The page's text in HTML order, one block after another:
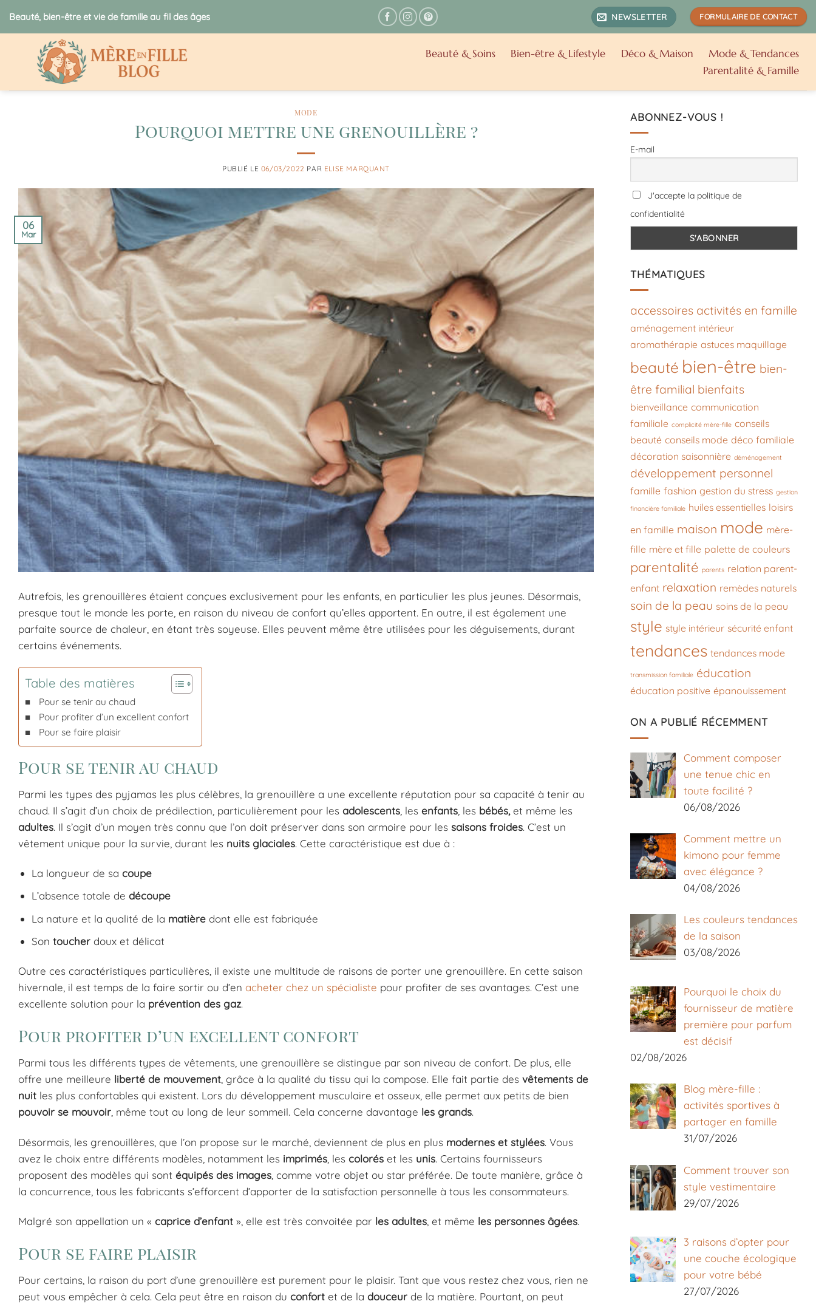
au
Beauté, bien-être et vie de famille au fil des âges NEWSLETTER FORMULAIRE DE CONTACT
Beauté & Soins Bien-être & Lifestyle Déco & Maison
Mode & Tendances
Parentalité & Famille
MODE
Pourquoi mettre une grenouillère ?
PUBLIÉ LE 06/03/2022 PAR ELISE MARQUANT
06
Mar
Autrefois, les grenouillères étaient conçues exclusivement pour les enfants, en particulier les plus jeunes. Désormais,
presque tout le monde les porte, en raison du niveau de confort qu’elles apportent. En outre, il est également une
parfaite source de chaleur, en étant très soyeuse. Elles peuvent même être utilisées pour les déguisements, durant
certains événements.
Table des matières
Pour se tenir au chaud
Pour profiter d’un excellent confort
Pour se faire plaisir
Pour se tenir au chaud
Parmi les types des pyjamas les plus célèbres, la grenouillère a une excellente réputation pour sa capacité à tenir au
chaud. Il s’agit d’un choix de prédilection, particulièrement pour les adolescents, les enfants, les bébés,et même les
adultes. Il s’agit d’un moyen très connu que l’on doit préserver dans son armoire pour les saisons froides. C’est un
vêtement unique pour la survie, durant les nuits glaciales. Cette caractéristique est due à :
La longueur de sacoupe
L’absence totale dedécoupe
La nature et la qualité de la matière dont elle est fabriquée
Sontoucher doux et délicat
Outre ces caractéristiques particulières, il existe une multitude de raisons de porter une grenouillère. En cette saison
hivernale, il est temps de la faire sortir ou d’en acheter chez un spécialiste pour profiter de ses avantages. C’est une
excellente solution pour la prévention des gaz.
Pour profiter d’un excellent confort
Parmi tous les différents types de vêtements, une grenouillère se distingue par son niveau de confort. De plus, elle
offre une meilleure liberté de mouvement, grâce à la qualité du tissu qui la compose. Elle fait partie des vêtements de
nuit les plus confortables qui existent. Lors du développement musculaire et osseux, elle permet aux petits de bien
pouvoir se mouvoir, même tout au long de leur sommeil. Cela concerne davantage les grands.
Désormais, les grenouillères, que l’on propose sur le marché, deviennent de plus en plus modernes et stylées. Vous
avez le choix entre différents modèles, notamment les imprimés , les colorés et les unis. Certains fournisseurs
proposent des modèles qui sont équipés des images , comme votre objet ou star préférée. De toute manière, grâce à
la concurrence, tous les fabricants s’efforcent d’apporter de la satisfaction personnelle à tous les consommateurs.
Malgré son appellation un « caprice d’enfant », elle est très convoitée par les adultes , et même les personnes âgées.
Pour se faire plaisir
Pour certains, la raison du port d’une grenouillère est purement pour le plaisir. Tant que vous restez chez vous, rien ne
peut vous empêcher à cela. Cela peut être en raison du confort et de la douceur de la matière. Pourtant, on peut
ABONNEZ-VOUS !
E-mail
J'accepte la politique de
confidentialité
THÉMATIQUES
accessoires activités en famille
aménagement intérieur
aromathérapie astuces maquillage
beauté bien-être bien-
être familial bienfaits
bienveillance communication
familiale complicité mère-fille conseils
beauté conseils mode déco familiale
décoration saisonnière déménagement
développement personnel
famille fashion gestion du stress gestion
financière familiale huiles essentielles loisirs
en famille maison mode mère-
fille mère et fille palette de couleurs
parentalité parents relation parent-
enfant relaxation remèdes naturels
soin de la peau soins de la peau
style style intérieur sécurité enfant
tendances tendances mode
transmission familiale éducation
éducation positive épanouissement
ON A PUBLIÉ RÉCEMMENT
Comment composer
une tenue chic en
toute facilité ?
06/08/2026
Comment mettre un
kimono pour femme
avec élégance ?
04/08/2026
Les couleurs tendances
de la saison
03/08/2026
Pourquoi le choix du
fournisseur de matière
première pour parfum
est décisif
02/08/2026
Blog mère-fille :
activités sportives à
partager en famille
31/07/2026
Comment trouver son
style vestimentaire
29/07/2026
3 raisons d’opter pour
une couche écologique
pour votre bébé
27/07/2026